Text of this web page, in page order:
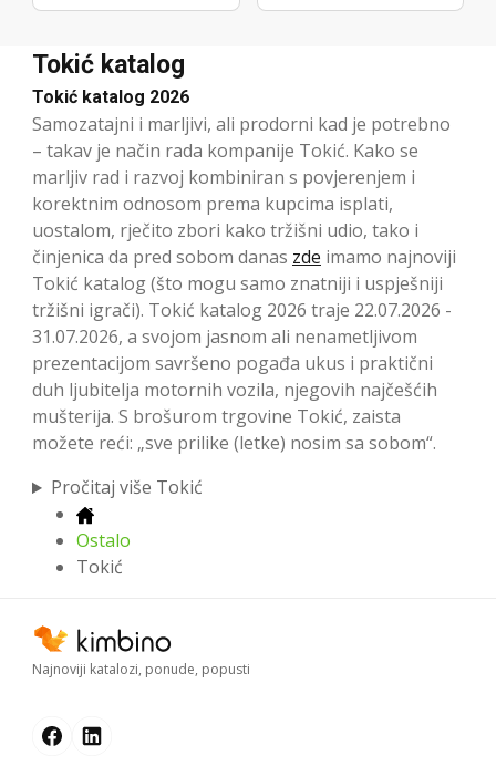
Tokić katalog
Tokić katalog 2026
Samozatajni i marljivi, ali prodorni kad je potrebno
– takav je način rada kompanije Tokić. Kako se
marljiv rad i razvoj kombiniran s povjerenjem i
korektnim odnosom prema kupcima isplati,
uostalom, rječito zbori kako tržišni udio, tako i
činjenica da pred sobom danas zde imamo najnoviji
Tokić katalog (što mogu samo znatniji i uspješniji
tržišni igrači). Tokić katalog 2026 traje 22.07.2026 -
31.07.2026, a svojom jasnom ali nenametljivom
prezentacijom savršeno pogađa ukus i praktični
duh ljubitelja motornih vozila, njegovih najčešćih
mušterija. S brošurom trgovine Tokić, zaista
možete reći: „sve prilike (letke) nosim sa sobom“.
Pročitaj više Tokić
Ostalo
Tokić
Najnoviji katalozi, ponude, popusti